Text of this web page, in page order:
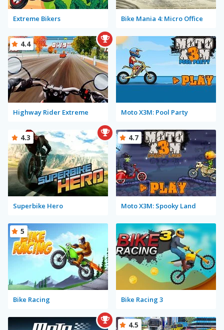
Extreme Bikers Bike Mania 4: Micro Office
Highway Rider Extreme
4.4
Moto X3M: Pool Party
Superbike Hero
4.3
Moto X3M: Spooky Land
4.7
Bike Racing
5
Bike Racing 3
4.5